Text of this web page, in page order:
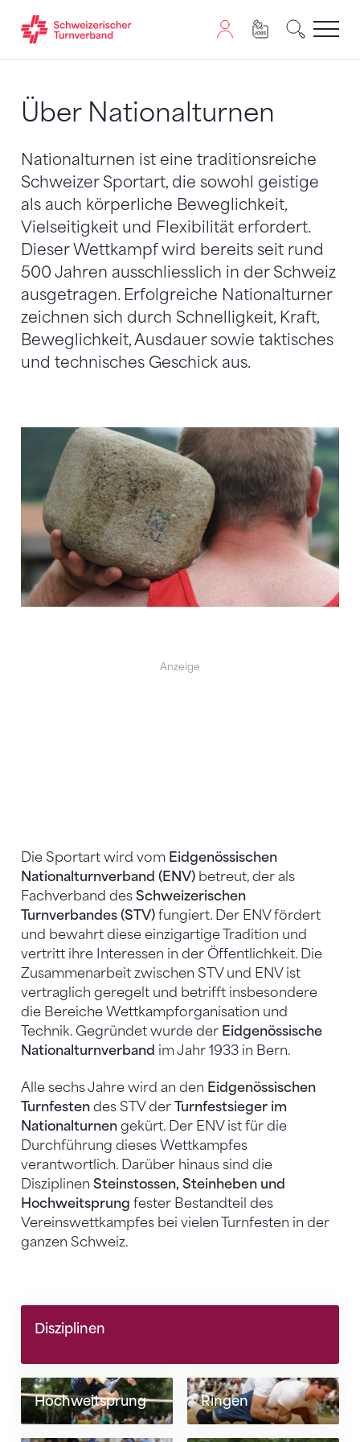
Über Nationalturnen
Nationalturnen ist eine traditionsreiche
Schweizer Sportart, die sowohl geistige
als auch körperliche Beweglichkeit,
Vielseitigkeit und Flexibilität erfordert.
Dieser Wettkampf wird bereits seit rund
500 Jahren ausschliesslich in der Schweiz
ausgetragen. Erfolgreiche Nationalturner
zeichnen sich durch Schnelligkeit, Kraft,
Beweglichkeit, Ausdauer sowie taktisches
und technisches Geschick aus.
Anzeige
Die Sportart wird vom Eidgenössischen
Nationalturnverband (ENV) betreut, der als
Fachverband des Schweizerischen
Turnverbandes (STV) fungiert. Der ENV fördert
und bewahrt diese einzigartige Tradition und
vertritt ihre Interessen in der Öffentlichkeit. Die
Zusammenarbeit zwischen STV und ENV ist
vertraglich geregelt und betrifft insbesondere
die Bereiche Wettkampforganisation und
Technik. Gegründet wurde der Eidgenössische
Nationalturnverband im Jahr 1933 in Bern.
Alle sechs Jahre wird an den Eidgenössischen
Turnfesten des STV der Turnfestsieger im
Nationalturnen gekürt. Der ENV ist für die
Durchführung dieses Wettkampfes
verantwortlich. Darüber hinaus sind die
Disziplinen Steinstossen, Steinheben und
Hochweitsprung fester Bestandteil des
Vereinswettkampfes bei vielen Turnfesten in der
ganzen Schweiz.
Disziplinen
Hochweitsprung Ringen